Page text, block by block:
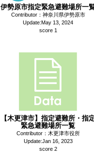
伊勢原市指定緊急避難場所一
Contributor：神奈川県伊勢原市
Update:May 13, 2024
score 1
【木更津市】指定避難所・指
緊急避難場所一覧
Contributor：木更津市役所
Update:Jan 16, 2023
score 2